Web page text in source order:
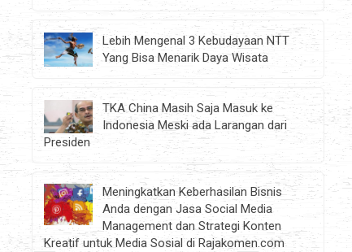
Lebih Mengenal 3 Kebudayaan NTT
Yang Bisa Menarik Daya Wisata
TKA China Masih Saja Masuk ke
Indonesia Meski ada Larangan dari
Presiden
Meningkatkan Keberhasilan Bisnis
Anda dengan Jasa Social Media
Management dan Strategi Konten
Kreatif untuk Media Sosial di Rajakomen.com